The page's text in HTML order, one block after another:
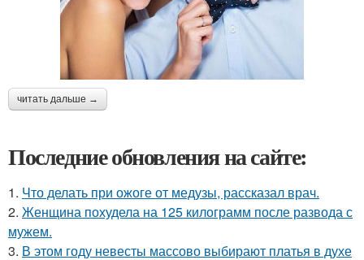
читать дальше →
Последние обновления на сайте:
1. Что делать при ожоге от медузы, рассказал врач.
2. Женщина похудела на 125 килограмм после развода с
мужем.
3. В этом году невесты массово выбирают платья в духе